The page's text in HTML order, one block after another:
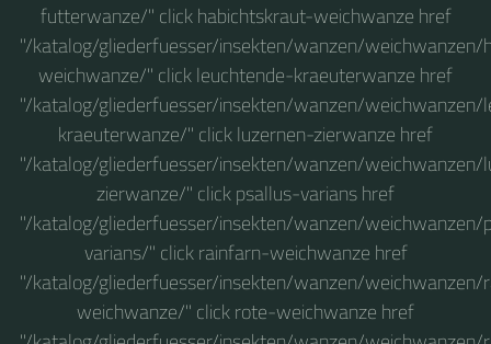
futterwanze/" click habichtskraut-weichwanze href
"/katalog/gliederfuesser/insekten/wanzen/weichwanzen/
weichwanze/" click leuchtende-kraeuterwanze href
"/katalog/gliederfuesser/insekten/wanzen/weichwanzen/
kraeuterwanze/" click luzernen-zierwanze href
"/katalog/gliederfuesser/insekten/wanzen/weichwanzen/
zierwanze/" click psallus-varians href
"/katalog/gliederfuesser/insekten/wanzen/weichwanzen/
varians/" click rainfarn-weichwanze href
"/katalog/gliederfuesser/insekten/wanzen/
weichwanze/" click rote-weichwanze href